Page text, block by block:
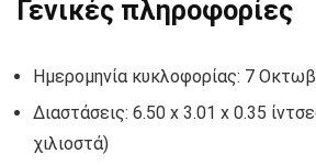
Γενικές πληροφορίες
Ημερομηνία κυκλοφορίας: 7
Διαστάσεις: 6.50 x 3.01 x 0.35
χιλιοστά)